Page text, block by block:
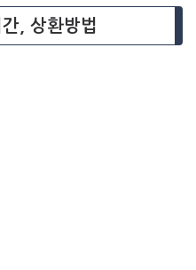
, 상환방법